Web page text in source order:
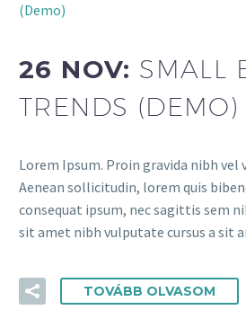
(Demo)
26 NOV: SMALL
TRENDS (DEMO)
Lorem Ipsum. Proin gravida nibh
Aenean sollicitudin, lorem quis
consequat ipsum, nec sagittis sem
sit amet nibh vulputate cursus a sit
TOVÁBB OLVASOM